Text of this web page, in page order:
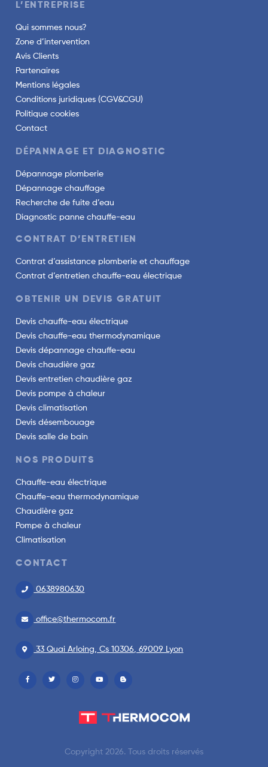
L’ENTREPRISE
Qui sommes nous?
Zone d’intervention
Avis Clients
Partenaires
Mentions légales
Conditions juridiques (CGV&CGU)
Politique cookies
Contact
DÉPANNAGE ET DIAGNOSTIC
Dépannage plomberie
Dépannage chauffage
Recherche de fuite d’eau
Diagnostic panne chauffe-eau
CONTRAT D’ENTRETIEN
Contrat d’assistance plomberie et chauffage
Contrat d’entretien chauffe-eau électrique
OBTENIR UN DEVIS GRATUIT
Devis chauffe-eau électrique
Devis chauffe-eau thermodynamique
Devis dépannage chauffe-eau
Devis chaudière gaz
Devis entretien chaudière gaz
Devis pompe à chaleur
Devis climatisation
Devis désembouage
Devis salle de bain
NOS PRODUITS
Chauffe-eau électrique
Chauffe-eau thermodynamique
Chaudière gaz
Pompe à chaleur
Climatisation
CONTACT
0638980630
office@thermocom.fr
33 Quai Arloing, Cs 10306, 69009 Lyon
Copyright 2026. Tous droits réservés